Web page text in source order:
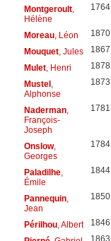
Montgeroult,
Hélène
1764
Moreau, Léon 1870
Mouquet, Jules 1867
Mulet, Henri 1878
Mustel,
Alphonse
1873
Naderman,
François-
Joseph
1781
Onslow,
Georges
1784
Paladilhe,
Émile
1844
Pannequin,
Jean
1850
Périlhou, Albert 1846
1863